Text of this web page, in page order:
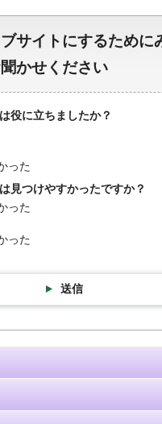
サイトにするために
かせください
役に立ちましたか？
った
見つけやすかったですか？
った
った
送信